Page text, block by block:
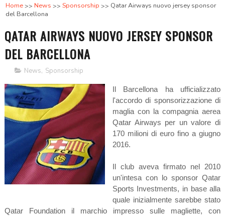
Home News Sponsorship
Qatar Airways nuovo jersey sponsor
del Barcellona
QATAR AIRWAYS NUOVO JERSEY SPONSOR
DEL BARCELLONA
News, Sponsorship
Il Barcellona ha ufficializzato
l'accordo di sponsorizzazione di
maglia con la compagnia aerea
Qatar Airways per un valore di
170 milioni di euro fino a giugno
2016.
Il club aveva firmato nel 2010
un'intesa con lo sponsor Qatar
Sports Investments, in base alla
quale inizialmente sarebbe stato
Qatar Foundation il marchio impresso sulle magliette, con